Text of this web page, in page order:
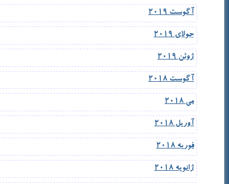
آگوست 2019
جولای 2019
ژوئن 2019
آگوست 2018
می 2018
آوریل 2018
فوریه 2018
ژانویه 2018